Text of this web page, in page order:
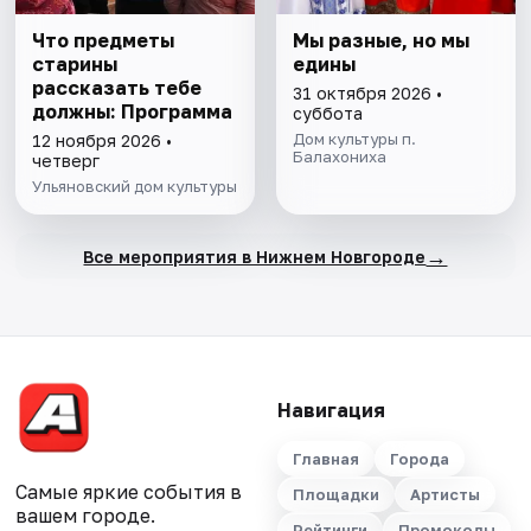
Что предметы
старины
рассказать тебе
должны: Программа
12 ноября 2026 •
четверг
Ульяновский дом культуры
Мы разные, но мы
едины
31 октября 2026 •
суббота
Дом культуры п.
Балахониха
Все мероприятия в Нижнем Новгороде →
Самые яркие события в
вашем городе.
Навигация
Главная
Города
Площадки
Артисты